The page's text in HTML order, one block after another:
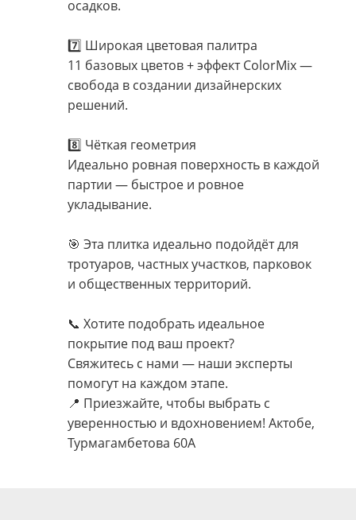
осадков.
7️⃣ Широкая цветовая палитра
11 базовых цветов + эффект ColorMix —
свобода в создании дизайнерских
решений.
8️⃣ Чёткая геометрия
Идеально ровная поверхность в каждой
партии — быстрое и ровное
укладывание.
🎯 Эта плитка идеально подойдёт для
тротуаров, частных участков, парковок
и общественных территорий.
📞 Хотите подобрать идеальное
покрытие под ваш проект?
Свяжитесь с нами — наши эксперты
помогут на каждом этапе.
📍 Приезжайте, чтобы выбрать с
уверенностью и вдохновением! Актобе,
Турмагамбетова 60А